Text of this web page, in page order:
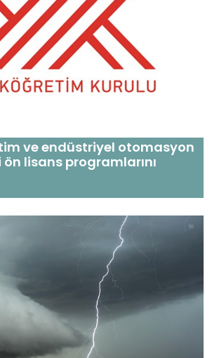
ve endüstriyel otomasyon
lisans programlarını